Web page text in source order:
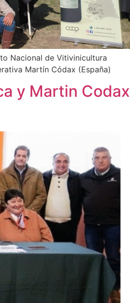
Nacional de Vitivinicultura
Martín Códax (España)
y Martin Codax